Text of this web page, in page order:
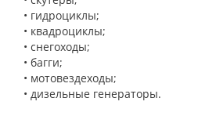
• гидроциклы;
• квадроциклы;
• снегоходы;
• багги;
• мотовездеходы;
• дизельные генераторы.